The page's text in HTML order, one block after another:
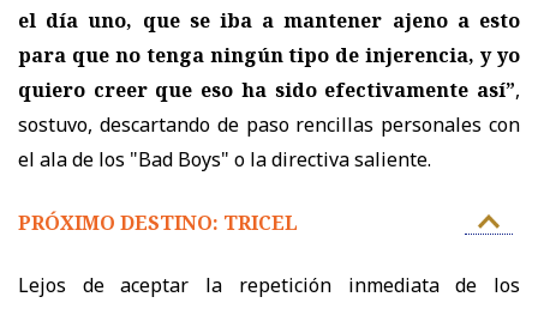
el día uno, que se iba a mantener ajeno a esto
para que no tenga ningún tipo de injerencia, y yo
quiero creer que eso ha sido efectivamente así”,
sostuvo, descartando de paso rencillas personales con
el ala de los "Bad Boys" o la directiva saliente.
PRÓXIMO DESTINO: TRICEL
Lejos de aceptar la repetición inmediata de los